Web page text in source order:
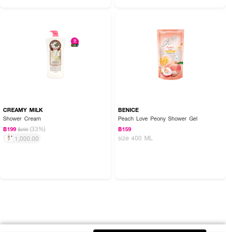
CREAMY MILK
Shower Cream
฿199 ฿299 (33%)
1,000.00
BENICE
Peach Love Peony Shower Gel
฿159
size 400 ML